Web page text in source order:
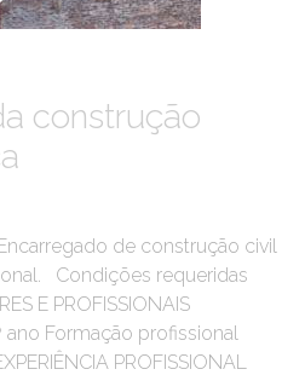
construção
Encarregado de construção civil
Condições requeridas
E PROFISSIONAIS
ano Formação profissional
PROFISSIONAL